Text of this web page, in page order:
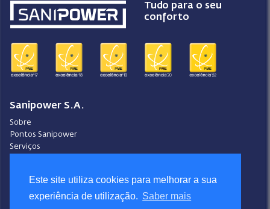
Este site utiliza cookies para melhorar a sua
experiência de utilização. Saber mais
Tudo para o seu
conforto
Sanipower S.A.
Sobre
Pontos Sanipower
Serviços
Condições Gerais de Venda